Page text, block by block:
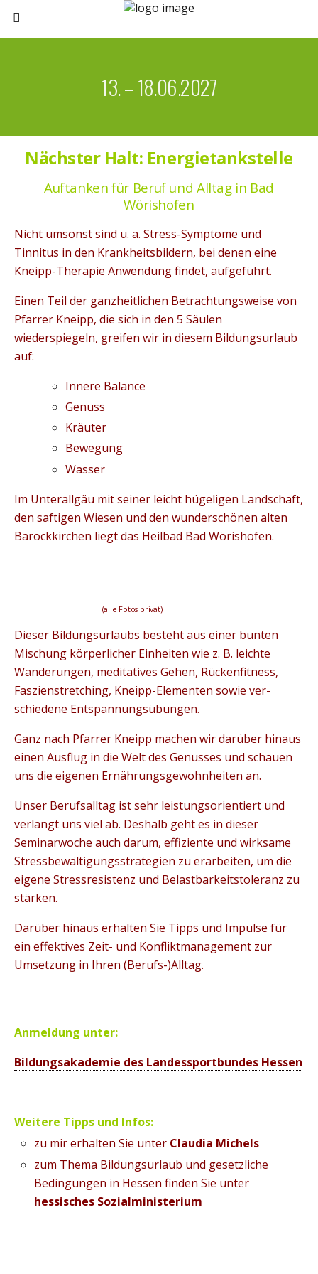
13. – 18.06.2027
Nächster Halt: Energietankstelle
Auftanken für Beruf und Alltag in Bad
Wörishofen
Nicht umsonst sind u. a. Stress-Symptome und
Tinnitus in den Krankheitsbildern, bei denen eine
Kneipp-Therapie Anwendung findet, aufgeführt.
Einen Teil der ganzheitlichen Betrachtungsweise von
Pfarrer Kneipp, die sich in den 5 Säulen
wiederspiegeln, greifen wir in diesem Bildungsurlaub
auf:
Innere Balance
Genuss
Kräuter
Bewegung
Wasser
Im Unterallgäu mit seiner leicht hügeligen Landschaft,
den saftigen Wiesen und den wunderschönen alten
Barockkirchen liegt das Heilbad Bad Wörishofen.
(alle Fotos privat)
Dieser Bildungsurlaubs besteht aus einer bunten
Mischung körperlicher Einheiten wie z. B. leichte
Wanderungen, meditatives Gehen, Rückenfitness,
Faszienstretching, Kneipp-Elementen sowie ver-
schiedene Entspannungsübungen.
Ganz nach Pfarrer Kneipp machen wir darüber hinaus
einen Ausflug in die Welt des Genusses und schauen
uns die eigenen Ernährungsgewohnheiten an.
Unser Berufsalltag ist sehr leistungsorientiert und
verlangt uns viel ab. Deshalb geht es in dieser
Seminarwoche auch darum, effiziente und wirksame
Stressbewältigungsstrategien zu erarbeiten, um die
eigene Stressresistenz und Belastbarkeitstoleranz zu
stärken.
Darüber hinaus erhalten Sie Tipps und Impulse für
ein effektives Zeit- und Konfliktmanagement zur
Umsetzung in Ihren (Berufs-)Alltag.
Anmeldung unter:
Bildungsakademie des Landessportbundes Hessen
Weitere Tipps und Infos:
zu mir erhalten Sie unter Claudia Michels
zum Thema Bildungsurlaub und gesetzliche
Bedingungen in Hessen finden Sie unter
hessisches Sozialministerium